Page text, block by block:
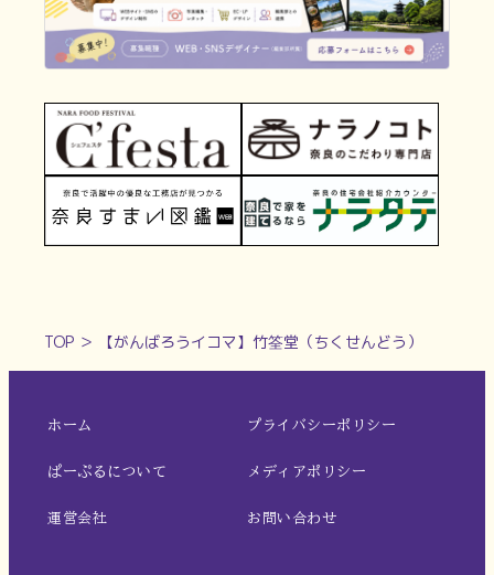
TOP ＞ 【がんばろうイコマ】竹筌堂（ちくせんどう）
ホーム
ぱーぷるについて
運営会社
プライバシーポリシー
メディアポリシー
お問い合わせ